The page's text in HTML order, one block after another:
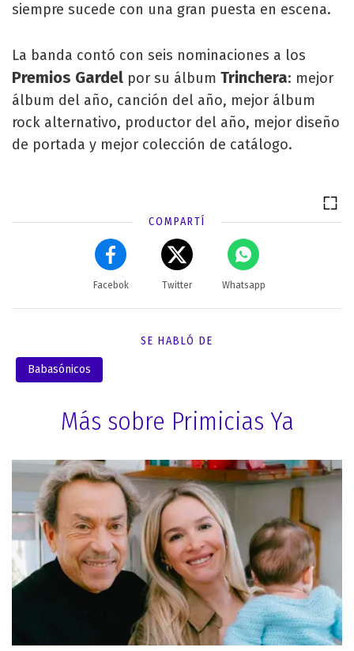
siempre sucede con una gran puesta en escena.
La banda contó con seis nominaciones a los
Premios Gardel por su álbum Trinchera: mejor
álbum del año, canción del año, mejor álbum
rock alternativo, productor del año, mejor diseño
de portada y mejor colección de catálogo.
COMPARTÍ
Facebok Twitter Whatsapp
SE HABLÓ DE
Babasónicos
Más sobre Primicias Ya